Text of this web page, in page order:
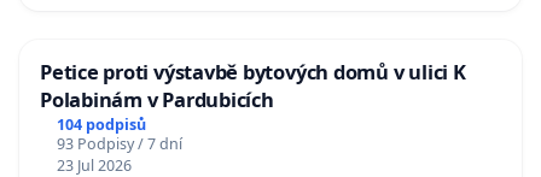
Petice proti výstavbě bytových domů v ulici K
Polabinám v Pardubicích
104 podpisů
93 Podpisy / 7 dní
23 Jul 2026